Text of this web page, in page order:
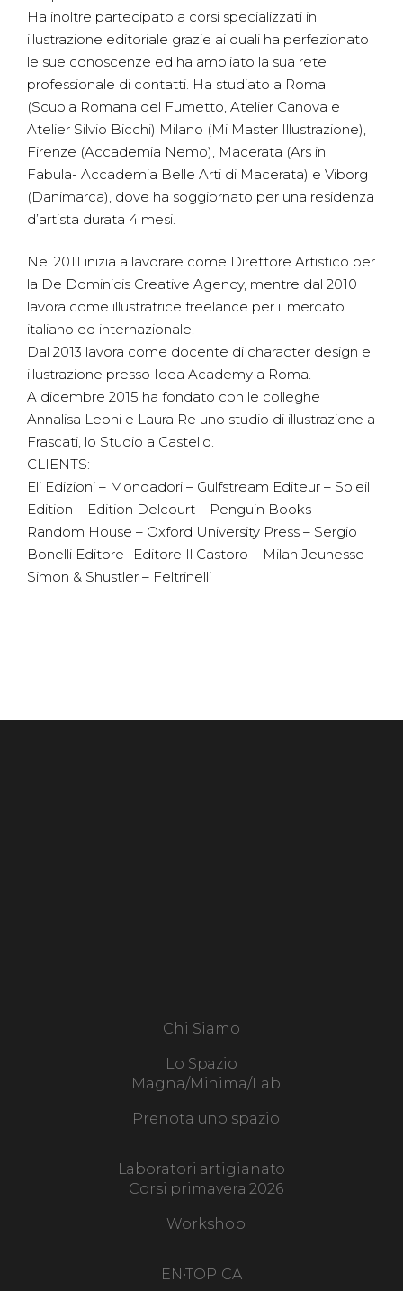
Ha inoltre partecipato a corsi specializzati in
illustrazione editoriale grazie ai quali ha perfezionato
le sue conoscenze ed ha ampliato la sua rete
professionale di contatti. Ha studiato a Roma
(Scuola Romana del Fumetto, Atelier Canova e
Atelier Silvio Bicchi) Milano (Mi Master Illustrazione),
Firenze (Accademia Nemo), Macerata (Ars in
Fabula- Accademia Belle Arti di Macerata) e Viborg
(Danimarca), dove ha soggiornato per una residenza
d’artista durata 4 mesi.
Nel 2011 inizia a lavorare come Direttore Artistico per
la De Dominicis Creative Agency, mentre dal 2010
lavora come illustratrice freelance per il mercato
italiano ed internazionale.
Dal 2013 lavora come docente di character design e
illustrazione presso Idea Academy a Roma.
A dicembre 2015 ha fondato con le colleghe
Annalisa Leoni e Laura Re uno studio di illustrazione a
Frascati, lo Studio a Castello.
CLIENTS:
Eli Edizioni – Mondadori – Gulfstream Editeur – Soleil
Edition – Edition Delcourt – Penguin Books –
Random House – Oxford University Press – Sergio
Bonelli Editore- Editore Il Castoro – Milan Jeunesse –
Simon & Shustler – Feltrinelli
Chi Siamo
Lo Spazio
Magna/Minima/Lab
Prenota uno spazio
Laboratori artigianato
Corsi primavera 2026
Workshop
EN•TOPICA